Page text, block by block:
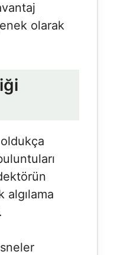
olarak
algılama